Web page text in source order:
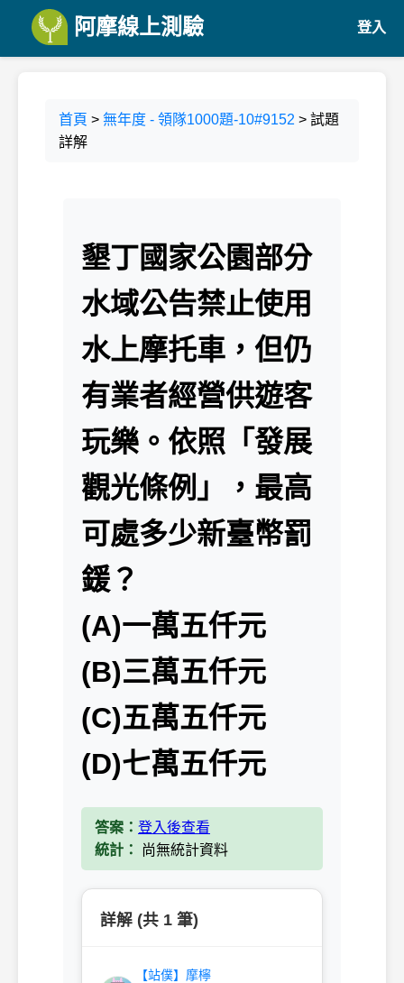
阿摩線上測驗 登入
首頁 > 無年度 - 領隊1000題-10#9152 > 試題
詳解
墾丁國家公園部分
水域公告禁止使用
水上摩托車，但仍
有業者經營供遊客
玩樂。依照「發展
觀光條例」，最高
可處多少新臺幣罰
鍰？
(A)一萬五仟元
(B)三萬五仟元
(C)五萬五仟元
(D)七萬五仟元
答案： 登入後查看
統計：
尚無統計資料
詳解 (共 1 筆)
【站僕】摩檸